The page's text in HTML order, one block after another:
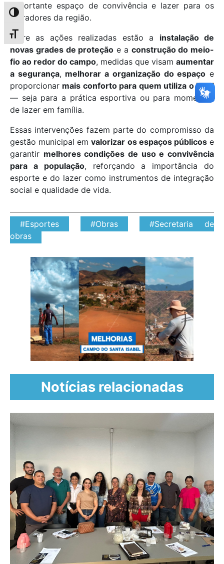
Alternar alto contraste
Alternar tamanho da fonte
importante espaço de convivência e lazer para os
moradores da região.
Entre as ações realizadas estão a instalação de
novas grades de proteção e a construção do meio-
fio ao redor do campo, medidas que visam aumentar
a segurança, melhorar a organização do espaço e
proporcionar mais conforto para quem utiliza o local
— seja para a prática esportiva ou para momentos
de lazer em família.
Essas intervenções fazem parte do compromisso da
gestão municipal emvalorizar os espaços públicose
garantir melhores condições de uso e convivência
para a população, reforçando a importância do
esporte e do lazer como instrumentos de integração
social e qualidade de vida.
#Esportes #Obras
#Secretaria de
obras
Notícias relacionadas